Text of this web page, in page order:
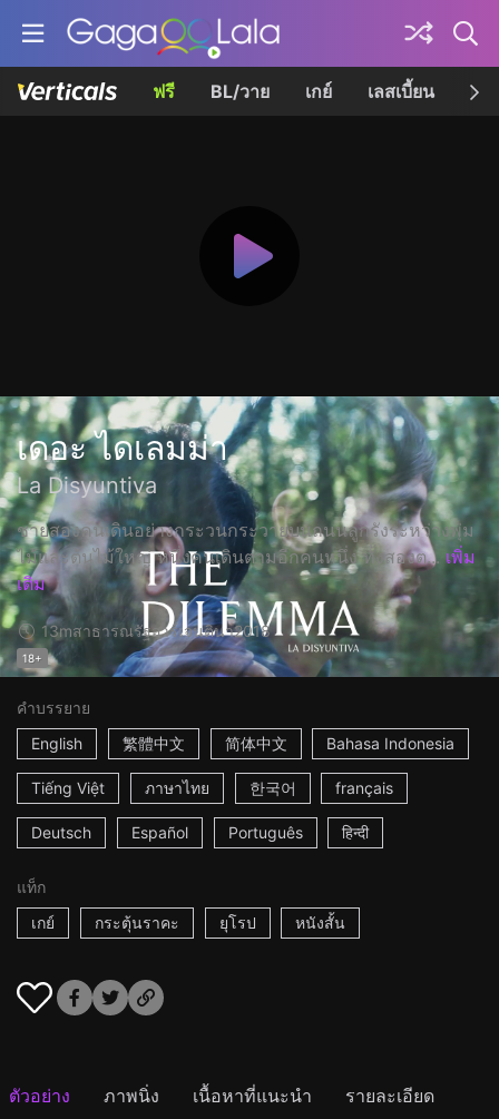
ฟรี BL/วาย เกย์ เลสเบี้ยน เค
เดอะ ไดเลมม่า
La Disyuntiva
ชายสองคนเดินอย่างกระวนกระวายบนถนนลูกรังระหว่างพุ่ม
ไม้และต้นไม้ใหญ่ หนึ่งคนเดินตามอีกคนหนึ่ง ทั้งสองต... เพิ่ม
เติม
13mสาธารณรัฐอาร์เจนตินา2018
18+
คำบรรยาย
English
繁體中文 简体中文 Bahasa Indonesia
Tiếng Việt ภาษาไทย 한국어 français
Deutsch Español Português हिन्दी
แท็ก
เกย์
กระตุ้นราคะ ยุโรป หนังสั้น
ตัวอย่าง ภาพนิ่ง เนื้อหาที่แนะนำ รายละเอียด